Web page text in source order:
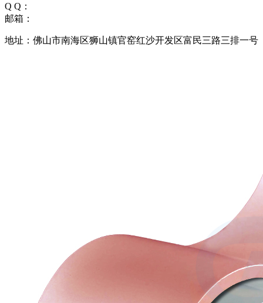
Q Q：
邮箱：
地址：佛山市南海区狮山镇官窑红沙开发区富民三路三排一号